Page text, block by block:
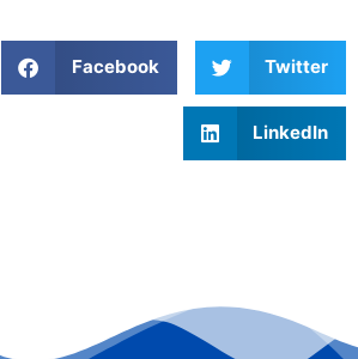
Facebook Twitter
LinkedIn